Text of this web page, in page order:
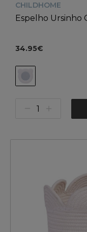
CHILDHOME
Espelho Ursinho
34.95€